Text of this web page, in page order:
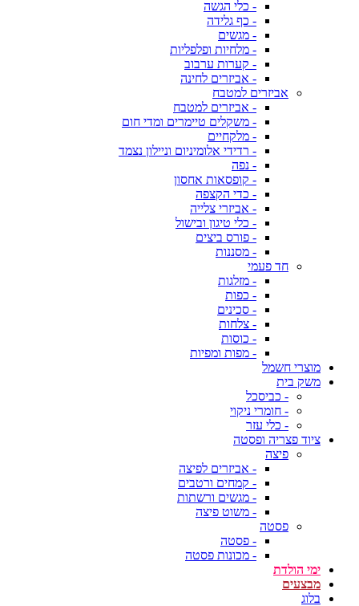
- כלי הגשה
- כף גלידה
- מגשים
- מלחיות ופלפליות
- קערות ערבוב
- אביזרים לחינה
אביזרים למטבח
- אביזרים למטבח
- משקלים טיימרים ומדי חום
- מלקחיים
- רדידי אלומיניום וניילון נצמד
- נפה
- קופסאות אחסון
- כדי הקצפה
- אביזרי צלייה
- כלי טיגון ובישול
- פורס ביצים
- מסננות
חד פעמי
- מזלגות
- כפות
- סכינים
- צלחות
- כוסות
- מפות ומפיות
מוצרי חשמל
משק בית
- כביסכל
- חומרי ניקוי
- כלי עזר
ציוד פצריה ופסטה
פיצה
- אביזרים לפיצה
- קמחים ורטבים
- מגשים ורשתות
- משוט פיצה
פסטה
- פסטה
- מכונות פסטה
ימי הולדת
מבצעים
בלוג